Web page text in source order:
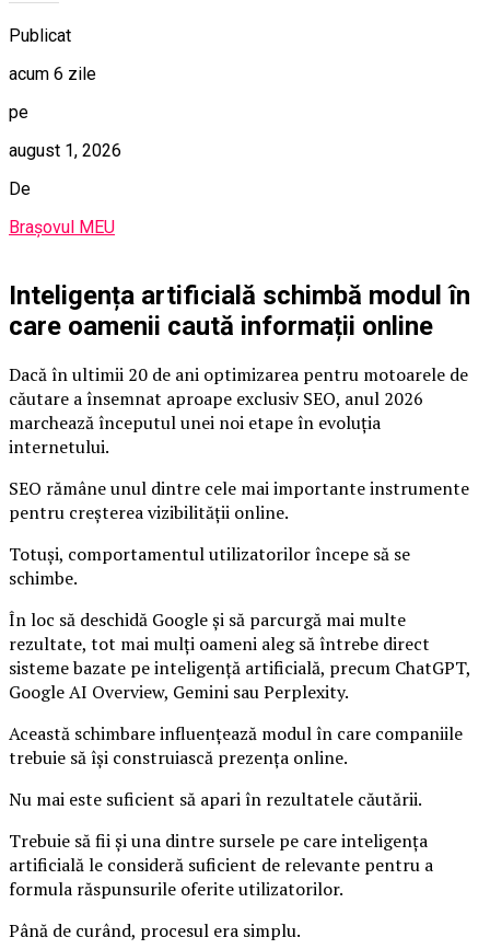
Publicat
acum 6 zile
pe
august 1, 2026
De
Brașovul MEU
Inteligența artificială schimbă modul în
care oamenii caută informații online
Dacă în ultimii 20 de ani optimizarea pentru motoarele de
căutare a însemnat aproape exclusiv SEO, anul 2026
marchează începutul unei noi etape în evoluția
internetului.
SEO rămâne unul dintre cele mai importante instrumente
pentru creșterea vizibilității online.
Totuși, comportamentul utilizatorilor începe să se
schimbe.
În loc să deschidă Google și să parcurgă mai multe
rezultate, tot mai mulți oameni aleg să întrebe direct
sisteme bazate pe inteligență artificială, precum ChatGPT,
Google AI Overview, Gemini sau Perplexity.
Această schimbare influențează modul în care companiile
trebuie să își construiască prezența online.
Nu mai este suficient să apari în rezultatele căutării.
Trebuie să fii și una dintre sursele pe care inteligența
artificială le consideră suficient de relevante pentru a
formula răspunsurile oferite utilizatorilor.
Până de curând, procesul era simplu.